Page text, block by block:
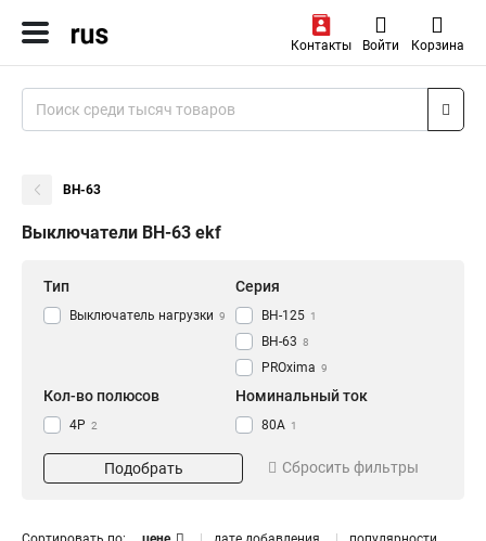
Контакты Войти Корзина
ВН-63
Выключатели ВН-63 ekf
Тип
Выключатель нагрузки 9
Серия
ВН-125 1
ВН-63 8
PROxima 9
Кол-во полюсов
4P 2
2P 2
Номинальный ток
80А 1
20А
Подобрать Сбросить фильтры